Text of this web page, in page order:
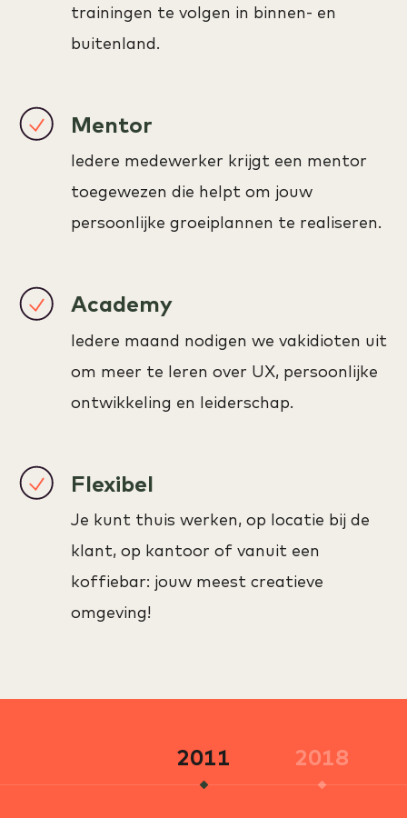
trainingen te volgen in binnen- en
buitenland.
Mentor
Iedere medewerker krijgt een mentor
toegewezen die helpt om jouw
persoonlijke groeiplannen te realiseren.
Academy
Iedere maand nodigen we vakidioten uit
om meer te leren over UX, persoonlijke
ontwikkeling en leiderschap.
Flexibel
Je kunt thuis werken, op locatie bij de
klant, op kantoor of vanuit een
koffiebar: jouw meest creatieve
omgeving!
2011 2018